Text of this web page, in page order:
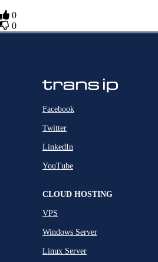
0
0
Facebook
Twitter
LinkedIn
YouTube
CLOUD HOSTING
VPS
Windows Server
Linux Server